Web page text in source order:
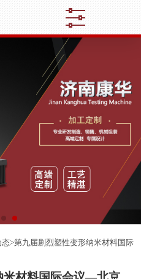
态>第九届剧烈塑性变形纳米材料国际